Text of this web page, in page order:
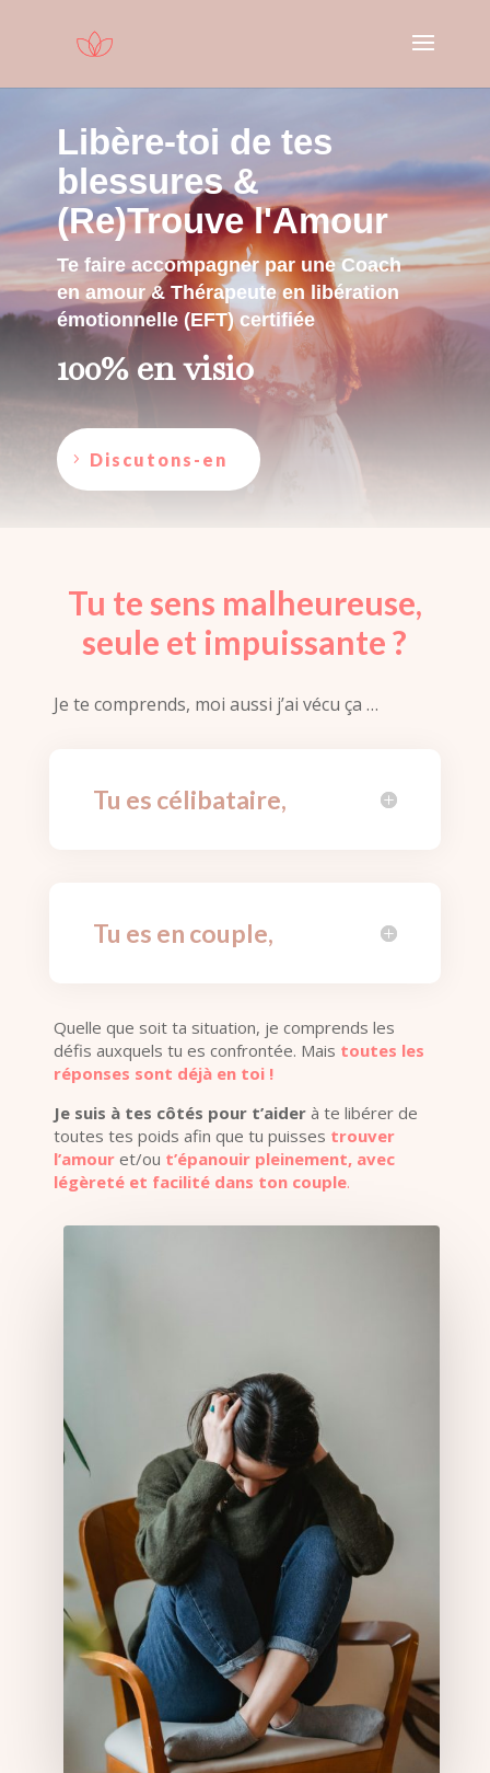
Libère-toi de tes
blessures &
(Re)Trouve l'Amour
Te faire accompagner par une Coach
en amour & Thérapeute en libération
émotionnelle (EFT) certifiée
100% en visio
Discutons-en
Tu te sens malheureuse,
seule et impuissante ?
Je te comprends, moi aussi j’ai vécu ça …
Tu es célibataire,
Tu es en couple,
Quelle que soit ta situation, je comprends les
défis auxquels tu es confrontée. Mais toutes les
réponses sont déjà en toi !
Je suis à tes côtés pour t’aiderà te libérer de
toutes tes poids afin que tu puisses trouver
l’amour et/ou t’épanouir pleinement, avec
légèreté et facilité dans ton couple.